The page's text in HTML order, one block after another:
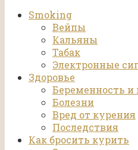
Smoking
Вейпы
Кальяны
Табак
Электронные
Здоровье
Беременность и
Болезни
Вред от курения
Последствия
Как бросить курить